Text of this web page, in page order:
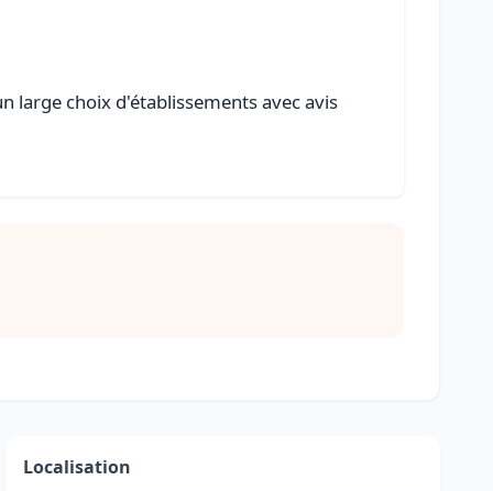
large choix d'établissements avec avis
Localisation